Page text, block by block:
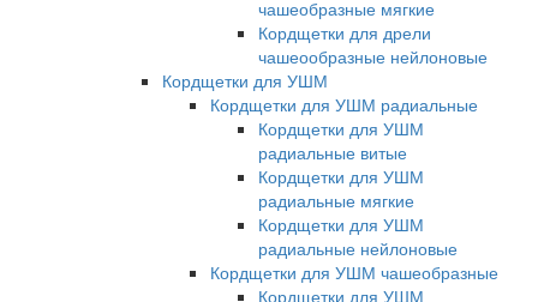
чашеобразные мягкие
Кордщетки для дрели
чашеообразные нейлоновые
Кордщетки для УШМ
Кордщетки для УШМ радиальные
Кордщетки для УШМ
радиальные витые
Кордщетки для УШМ
радиальные мягкие
Кордщетки для УШМ
радиальные нейлоновые
Кордщетки для УШМ чашеобразные
Кордщетки для УШМ